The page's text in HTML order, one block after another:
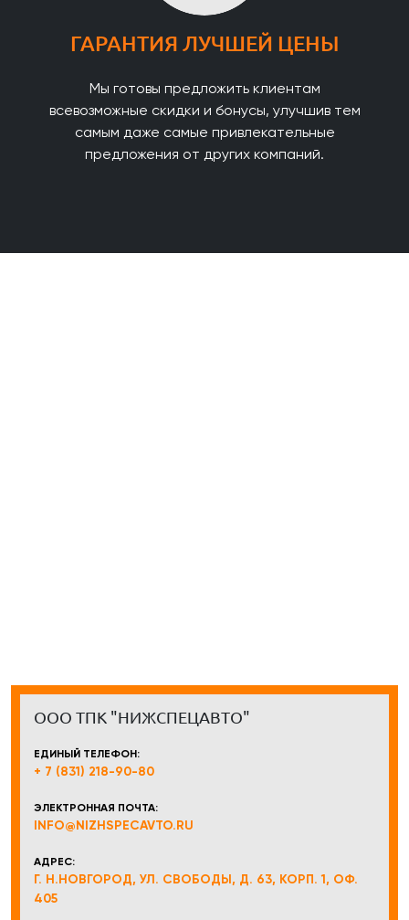
ГАРАНТИЯ ЛУЧШЕЙ ЦЕНЫ
Мы готовы предложить клиентам
всевозможные скидки и бонусы, улучшив тем
самым даже самые привлекательные
предложения от других компаний.
ООО ТПК "НИЖСПЕЦАВТО"
ЕДИНЫЙ ТЕЛЕФОН:
+ 7 (831) 218-90-80
ЭЛЕКТРОННАЯ ПОЧТА:
INFO@NIZHSPECAVTO.RU
АДРЕС:
Г. Н.НОВГОРОД, УЛ. СВОБОДЫ, Д. 63, КОРП. 1, ОФ.
405